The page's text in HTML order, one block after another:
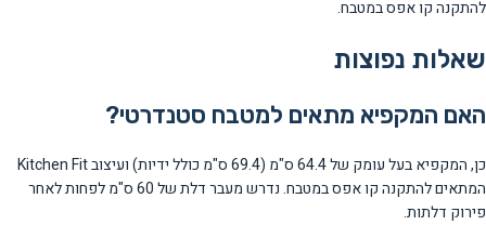
להתקנה קו אפס במטבח.
שאלות נפוצות
האם המקפיא מתאים למטבח סטנדרטי?
כן, המקפיא בעל עומק של 64.4 ס"מ (69.4 ס"מ כולל ידיות) ועיצוב Kitchen Fit
המתאים להתקנה קו אפס במטבח. נדרש מעבר דלת של 60 ס"מ לפחות לאחר
פירוק דלתות.